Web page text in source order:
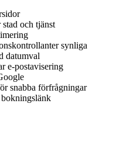
och tjänst
synliga
datumval
e-postavisering
snabba förfrågningar